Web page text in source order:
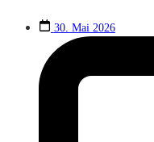
30. Mai 2026